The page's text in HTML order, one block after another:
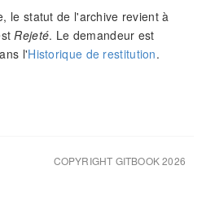
le statut de l'archive revient à
Rejeté. Le demandeur est
l'Historique de restitution.
COPYRIGHT GITBOOK 2026